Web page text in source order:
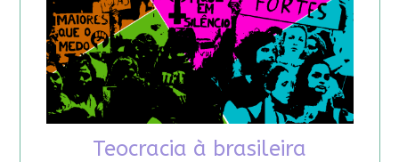
Teocracia à brasileira